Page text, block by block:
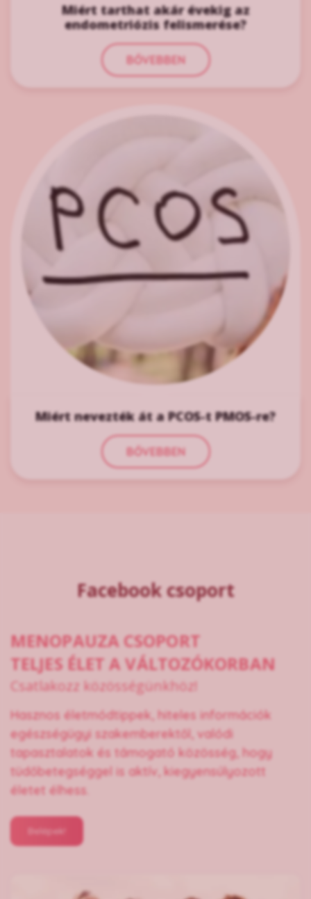
Miért tarthat akár évekig az
endometriózis felismerése?
BŐVEBBEN
Miért nevezték át a PCOS-t PMOS-re?
BŐVEBBEN
Facebook csoport
MENOPAUZA CSOPORT
TELJES ÉLET A VÁLTOZÓKORBAN
Csatlakozz közösségünkhöz!
Hasznos életmódtippek, hiteles információk
egészségügyi szakemberektől, valódi
tapasztalatok és támogató közösség, hogy
tüdőbetegséggel is aktív, kiegyensúlyozott
életet élhess.
Belépek!